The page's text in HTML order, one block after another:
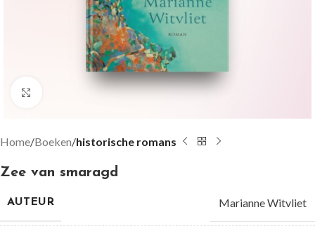
Groter bekijken
Home Boeken historische romans
Zee van smaragd
AUTEUR Marianne Witvliet